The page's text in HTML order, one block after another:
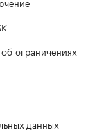
ограничениях
данных